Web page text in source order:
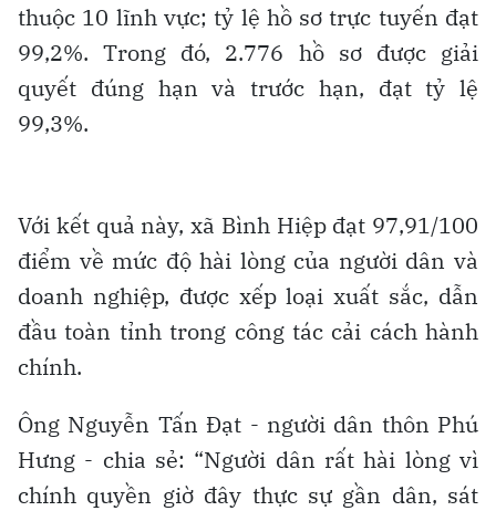
thuộc 10 lĩnh vực; tỷ lệ hồ sơ trực tuyến đạt
99,2%. Trong đó, 2.776 hồ sơ được giải
quyết đúng hạn và trước hạn, đạt tỷ lệ
99,3%.
Với kết quả này, xã Bình Hiệp đạt 97,91/100
điểm về mức độ hài lòng của người dân và
doanh nghiệp, được xếp loại xuất sắc, dẫn
đầu toàn tỉnh trong công tác cải cách hành
chính.
Ông Nguyễn Tấn Đạt - người dân thôn Phú
Hưng - chia sẻ: “Người dân rất hài lòng vì
chính quyền giờ đây thực sự gần dân, sát